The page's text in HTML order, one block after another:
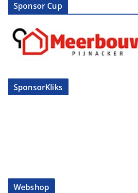
Sponsor Cup
SponsorKliks
Webshop